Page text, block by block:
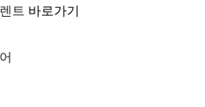
트 바로가기